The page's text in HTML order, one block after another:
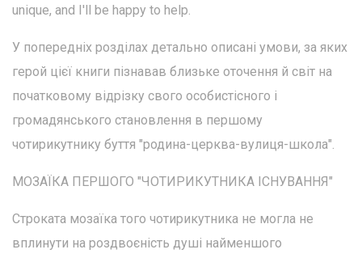
unique, and I'll be happy to help.
У попередніх розділах детально описані умови, за яких
герой цієї книги пізнавав близьке оточення й світ на
початковому відрізку свого особистісного і
громадянського становлення в першому
чотирикутнику буття "родина-церква-вулиця-школа".
МОЗАЇКА ПЕРШОГО "ЧОТИРИКУТНИКА ІСНУВАННЯ"
Строката мозаїка того чотирикутника не могла не
вплинути на роздвоєність душі найменшого